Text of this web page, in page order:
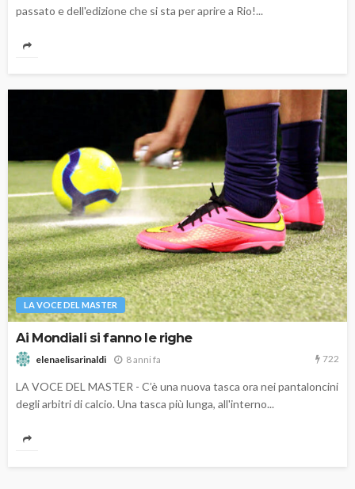
passato e dell'edizione che si sta per aprire a Rio!...
LA VOCE DEL MASTER
Ai Mondiali si fanno le righe
elenaelisarinaldi 8 anni fa 722
LA VOCE DEL MASTER - C’è una nuova tasca ora nei pantaloncini
degli arbitri di calcio. Una tasca più lunga, all'interno...